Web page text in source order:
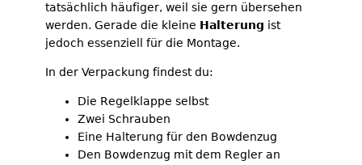
tatsächlich häufiger, weil sie gern übersehen
werden. Gerade die kleine Halterung ist
jedoch essenziell für die Montage.
In der Verpackung findest du:
Die Regelklappe selbst
Zwei Schrauben
Eine Halterung für den Bowdenzug
Den Bowdenzug mit dem Regler an